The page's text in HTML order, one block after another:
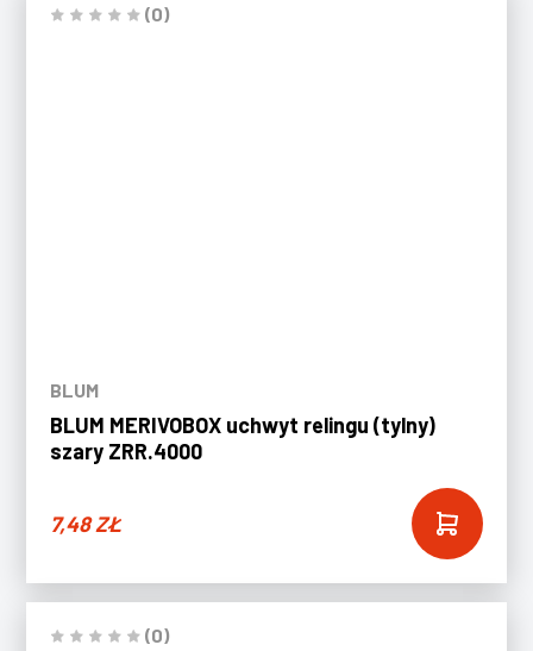
(0)
BLUM
BLUM MERIVOBOX uchwyt relingu (tylny)
szary ZRR.4000
7,48ZŁ
(0)